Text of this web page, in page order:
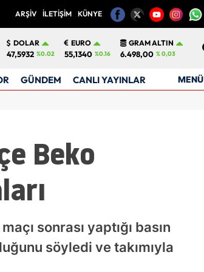
ARŞİV İLETİŞİM KÜNYE
DOLAR
47,5932 %0.02
EURO
55,1340 %0.16
GRAM ALTIN
6.498,00 % 0,03
GÜNDEM CANLI YAYINLAR MENÜ
Beko
sonrası yaptığı basın
söyledi ve takımıyla